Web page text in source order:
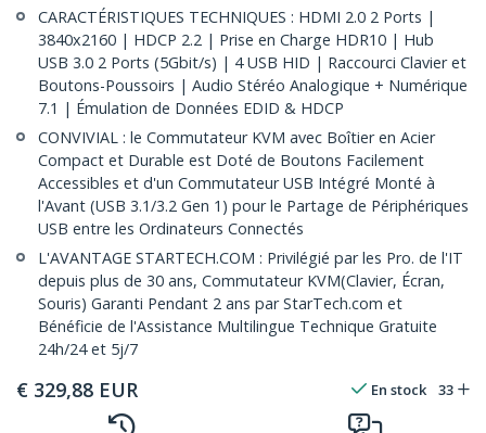
CARACTÉRISTIQUES TECHNIQUES : HDMI 2.0 2 Ports |
3840x2160 | HDCP 2.2 | Prise en Charge HDR10 | Hub
USB 3.0 2 Ports (5Gbit/s) | 4 USB HID | Raccourci Clavier et
Boutons-Poussoirs | Audio Stéréo Analogique + Numérique
7.1 | Émulation de Données EDID & HDCP
CONVIVIAL : le Commutateur KVM avec Boîtier en Acier
Compact et Durable est Doté de Boutons Facilement
Accessibles et d'un Commutateur USB Intégré Monté à
l'Avant (USB 3.1/3.2 Gen 1) pour le Partage de Périphériques
USB entre les Ordinateurs Connectés
L'AVANTAGE STARTECH.COM : Privilégié par les Pro. de l'IT
depuis plus de 30 ans, Commutateur KVM(Clavier, Écran,
Souris) Garanti Pendant 2 ans par StarTech.com et
Bénéficie de l'Assistance Multilingue Technique Gratuite
24h/24 et 5j/7
€ 329,88 EUR En stock 33